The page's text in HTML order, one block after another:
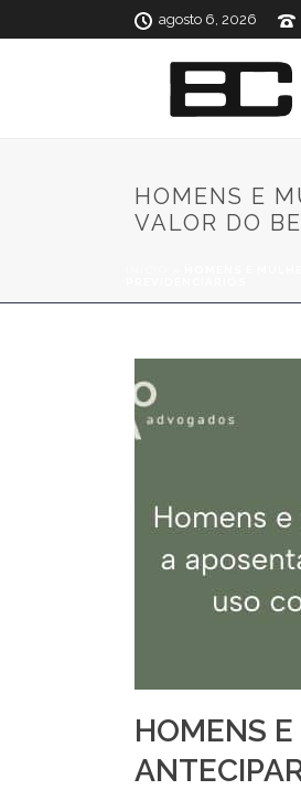
agosto 6, 2026
HOMENS E
VALOR DO
HOMENS